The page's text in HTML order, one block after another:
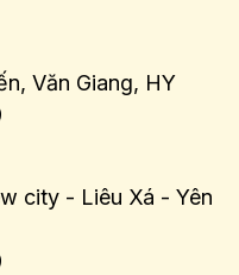
Văn Giang, HY
city - Liêu Xá - Yên